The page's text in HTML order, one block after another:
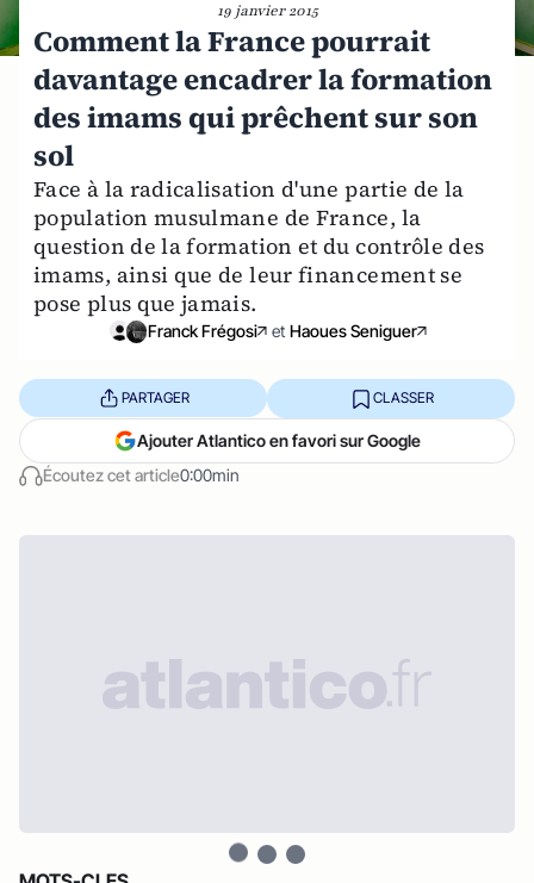
19 janvier 2015
Comment la France pourrait
davantage encadrer la formation
des imams qui prêchent sur son
sol
Face à la radicalisation d'une partie de la
population musulmane de France, la
question de la formation et du contrôle des
imams, ainsi que de leur financement se
pose plus que jamais.
Franck Frégosi et Haoues Seniguer
Écoutez cet article0:00min
PARTAGER CLASSER
Ajouter Atlantico en favori sur Google